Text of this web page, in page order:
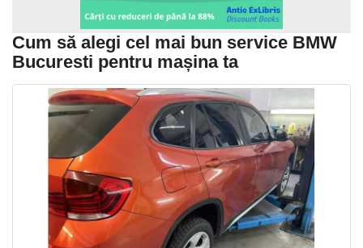
Cum să alegi cel mai bun service BMW
Bucuresti pentru mașina ta